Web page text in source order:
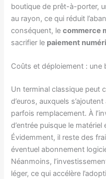
boutique de prêt-à-porter,
au rayon, ce qui réduit
conséquent, lecommerce
sacrifier le paiement
Coûts et déploiement : une
Un terminal classique peut
d’euros, auxquels
parfois remplacement. À
d’entrée puisque le
Évidemment, il reste des
éventuel abonnement
Néanmoins,
léger, ce qui accélère